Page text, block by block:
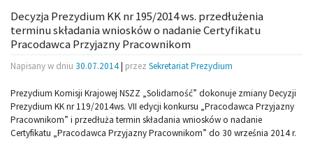
Decyzja Prezydium KK nr 195/2014 ws. przedłużenia
terminu składania wniosków o nadanie Certyfikatu
Pracodawca Przyjazny Pracownikom
Napisany w dniu 30.07.2014| przez Sekretariat Prezydium
Prezydium Komisji Krajowej NSZZ „Solidarność” dokonuje zmiany Decyzji
Prezydium KK nr 119/2014ws. VII edycji konkursu „Pracodawca Przyjazny
Pracownikom” i przedłuża termin składania wniosków o nadanie
Certyfikatu „Pracodawca Przyjazny Pracownikom” do 30 września 2014 r.